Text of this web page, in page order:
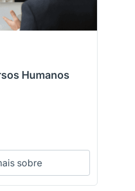
Humanos
sobre